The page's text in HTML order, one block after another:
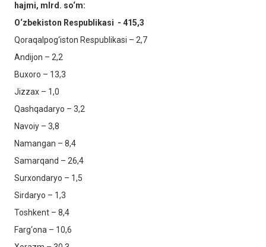
hajmi, mlrd. so‘m:
O‘zbekiston Respublikasi - 415,3
Qoraqalpog‘iston Respublikasi – 2,7
Andijon – 2,2
Buxoro – 13,3
Jizzax – 1,0
Qashqadaryo – 3,2
Navoiy – 3,8
Namangan – 8,4
Samarqand – 26,4
Surxondaryo – 1,5
Sirdaryo – 1,3
Toshkent – 8,4
Farg‘ona – 10,6